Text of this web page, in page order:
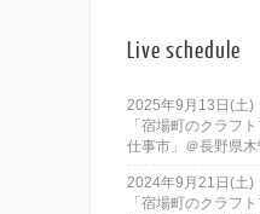
Live schedule
2025年9月13日(土)
「宿場町のクラフ
仕事市」＠長野県
2024年9月21日(土)
「宿場町のクラフ